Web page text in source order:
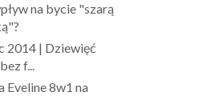
na bycie "szarą
2014 | Dziewięć
f...
Eveline 8w1 na